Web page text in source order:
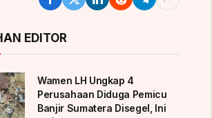
EDITOR
Wamen LH Ungkap 4
Perusahaan Diduga Pemicu
Banjir Sumatera Disegel, Ini